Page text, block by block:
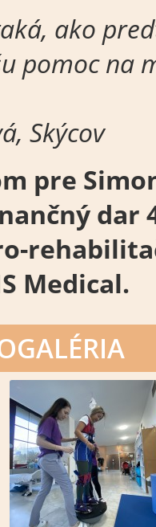
ako
pomoc na
Skýcov
pre
dar
Medical.